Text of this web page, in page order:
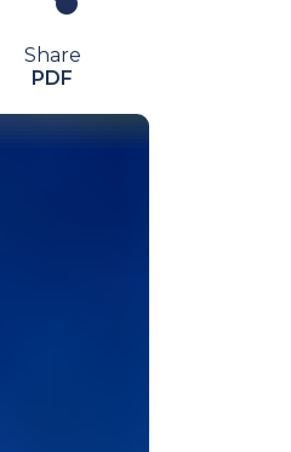
Share
PDF